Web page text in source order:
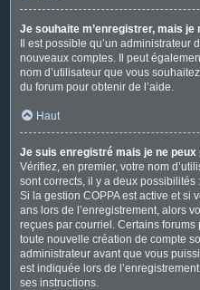
Je souhaite m’enregistrer, mais je
Il est possible qu’un
nouveaux comptes. Il peut
nom d’utilisateur que vous
du forum pour obtenir de l’aide.
Haut
Je suis enregistré mais je ne peux
Vérifiez, en premier, votre nom
sont corrects, il y a deux possibilités :
Si la gestion COPPA est active et si
ans lors de l’enregistrement, alors
reçues par courriel. Certains
toute nouvelle création de compte
administrateur avant que vous
est indiquée lors de
ses instructions.